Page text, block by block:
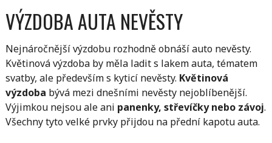
VÝZDOBA AUTA NEVĚSTY
Nejnáročnější výzdobu rozhodně obnáší auto nevěsty.
Květinová výzdoba by měla ladit s lakem auta, tématem
svatby, ale především s kyticí nevěsty. Květinová
výzdoba bývá mezi dnešními nevěsty nejoblíbenější.
Výjimkou nejsou ale ani panenky, střevíčky nebo závoj.
Všechny tyto velké prvky přijdou na přední kapotu auta.